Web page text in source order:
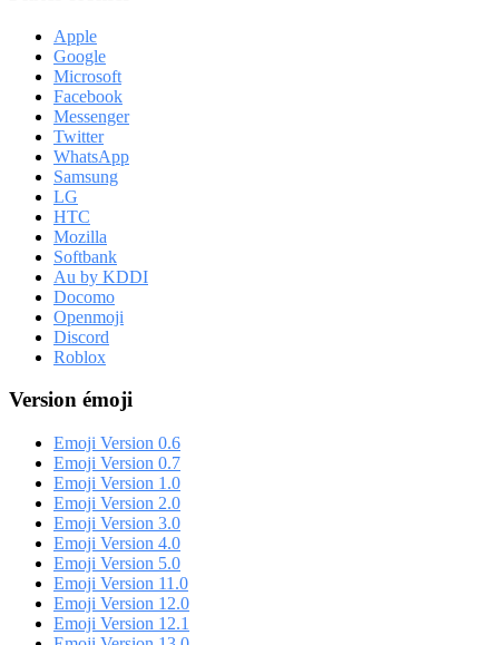
Apple
Google
Microsoft
Facebook
Messenger
Twitter
WhatsApp
Samsung
LG
HTC
Mozilla
Softbank
Au by KDDI
Docomo
Openmoji
Discord
Roblox
Version émoji
Emoji Version 0.6
Emoji Version 0.7
Emoji Version 1.0
Emoji Version 2.0
Emoji Version 3.0
Emoji Version 4.0
Emoji Version 5.0
Emoji Version 11.0
Emoji Version 12.0
Emoji Version 12.1